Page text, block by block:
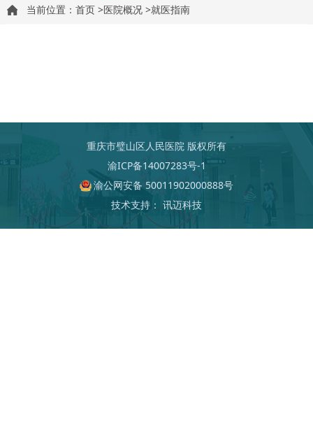
当前位置： 首页 >医院概况 >就医指南
重庆市璧山区人民医院 版权所有
渝ICP备14007283号-1
渝公网安备 50011902000888号
技术支持： 讯迈科技